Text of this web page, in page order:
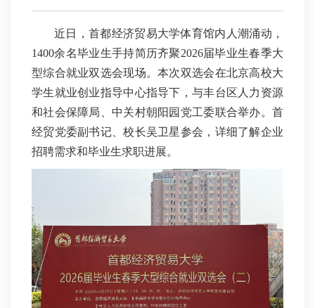
近日，首都经济贸易大学体育馆内人潮涌动，
1400余名毕业生手持简历齐聚2026届毕业生春季大
型综合就业双选会现场。本次双选会在北京高校大
学生就业创业指导中心指导下，与丰台区人力资源
和社会保障局、中关村朝阳园党工委联合举办。首
经贸党委副书记、校长吴卫星参会，详细了解企业
招聘需求和毕业生求职进展。